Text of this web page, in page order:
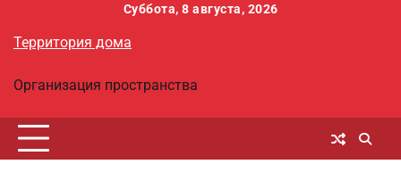
содержимому
Суббота, 8 августа, 2026
Территория дома
Организация пространства